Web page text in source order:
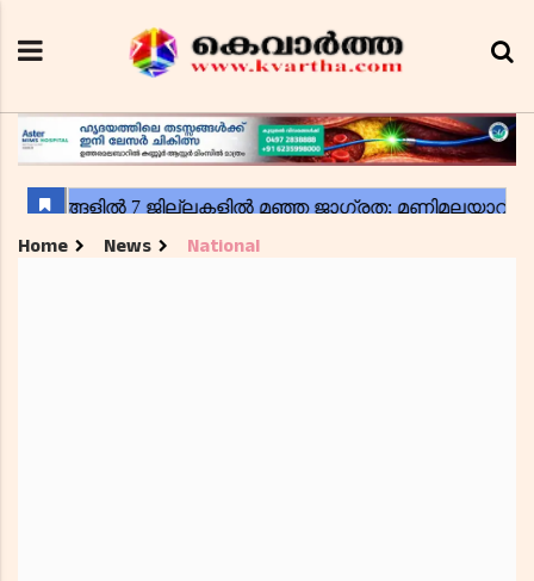
Home News National